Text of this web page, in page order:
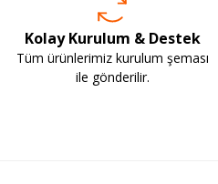
Kolay Kurulum & Destek
Tüm ürünlerimiz kurulum şeması
ile gönderilir.